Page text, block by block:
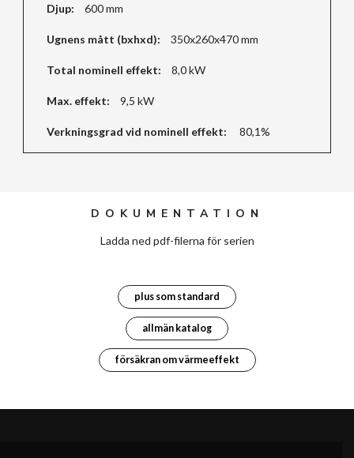
Djup: 600 mm
Ugnens mått (bxhxd): 350x260x470 mm
Total nominell effekt: 8,0 kW
Max. effekt: 9,5 kW
Verkningsgrad vid nominell effekt: 80,1%
DOKUMENTATION
Ladda ned pdf-filerna för serien
plus som standard
allmän katalog
försäkran om värmeeffekt